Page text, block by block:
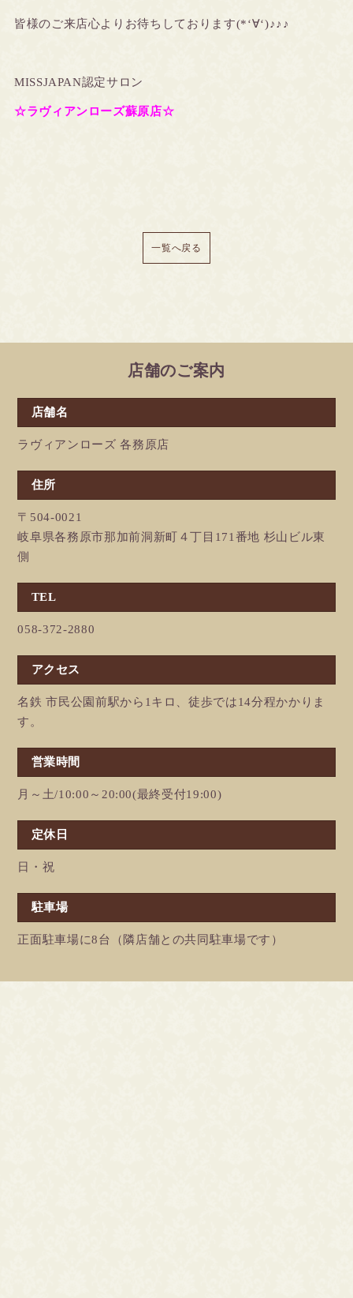
皆様のご来店心よりお待ちしております(*‘∀‘)♪♪♪
MISSJAPAN認定サロン
☆ラヴィアンローズ蘇原店☆
一覧へ戻る
店舗のご案内
店舗名
ラヴィアンローズ 各務原店
住所
〒504-0021
岐阜県各務原市那加前洞新町４丁目171番地 杉山ビル東
側
TEL
058-372-2880
アクセス
名鉄 市民公園前駅から1キロ、徒歩では14分程かかりま
す。
営業時間
月～土/10:00～20:00(最終受付19:00)
定休日
日・祝
駐車場
正面駐車場に8台（隣店舗との共同駐車場です）